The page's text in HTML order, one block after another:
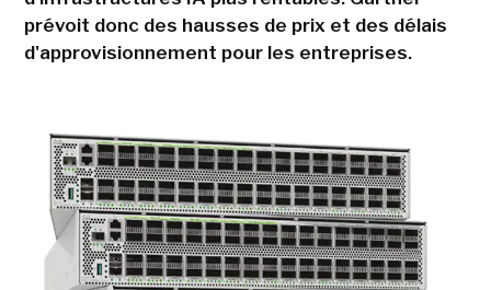
prévoit donc des hausses de prix et des délais
d'approvisionnement pour les entreprises.